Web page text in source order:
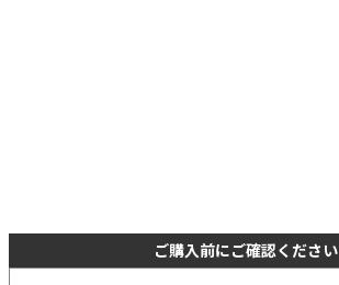
ご購入前にご確認ください